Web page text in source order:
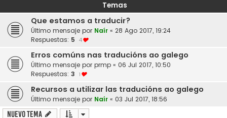
Temas
Que estamos a traducir?
Último mensaje por Naír « 28 Ago 2017, 19:24
Respuestas: 5 4
Erros comúns nas traducións ao galego
Último mensaje por prmp « 06 Jul 2017, 10:50
Respuestas: 3 1
Recursos a utilizar las traducións ao galego
Último mensaje por Naír « 03 Jul 2017, 18:56
Nuevo Tema